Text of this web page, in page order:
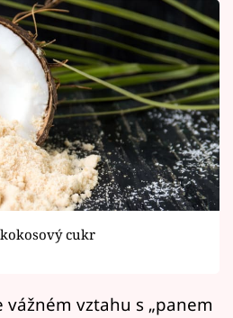
Vary
cukr
vážném vztahu s „panem